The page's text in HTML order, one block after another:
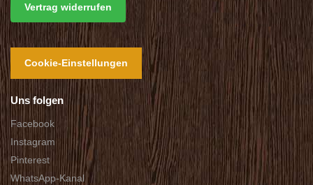
Vertrag widerrufen
Cookie-Einstellungen
Uns folgen
Facebook
Instagram
Pinterest
WhatsApp-Kanal